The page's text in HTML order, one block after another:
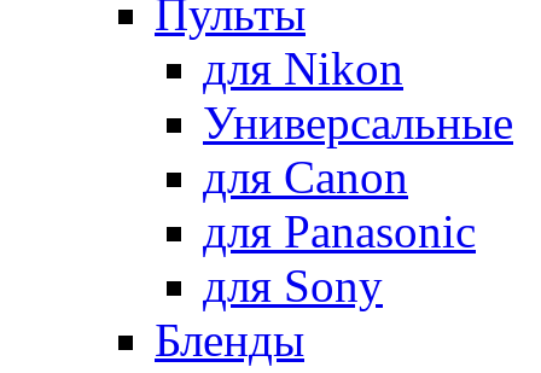
Пульты
для Nikon
Универсальные
для Canon
для Panasonic
для Sony
Бленды